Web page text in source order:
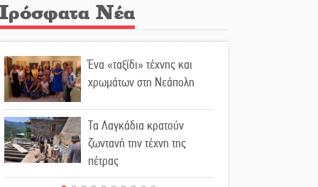
Νέα
Ένα «ταξίδι» τέχνης και
χρωμάτων στη Νεάπολη
Τα Λαγκάδια κρατούν
ζωντανή την τέχνη της
πέτρας